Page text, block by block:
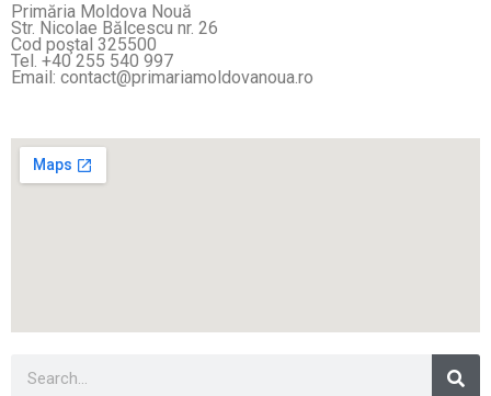
Primăria Moldova Nouă
Str. Nicolae Bălcescu nr. 26
Cod poştal 325500
Tel. +40 255 540 997
Email: contact@primariamoldovanoua.ro